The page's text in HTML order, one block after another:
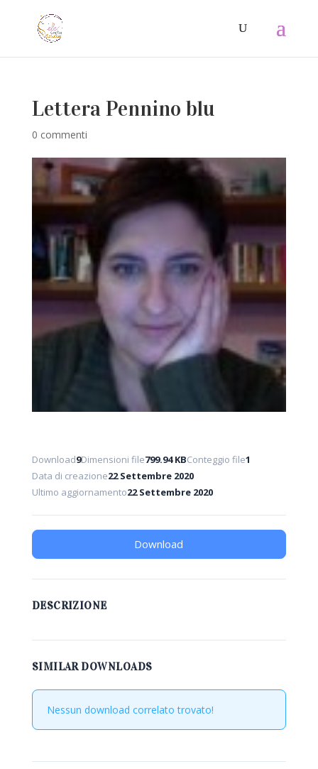
Lettera Pennino blu
0 commenti
Download9Dimensioni file799.94 KBConteggio file1
Data di creazione22 Settembre 2020
Ultimo aggiornamento22 Settembre 2020
Download
DESCRIZIONE
SIMILAR DOWNLOADS
Nessun download correlato trovato!